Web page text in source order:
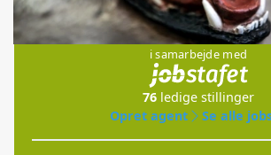
Jobs
i samarbejde med
76 ledige stillinger
Opret agent
Se alle